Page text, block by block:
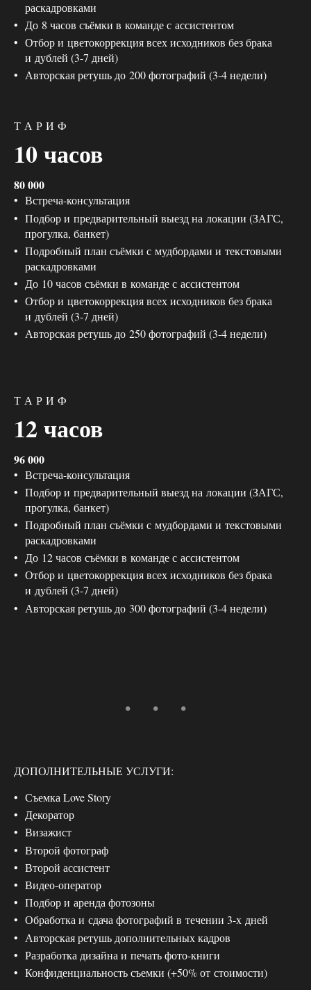
раскадровками
До 8 часов съёмки в команде с ассистентом
Отбор и цветокоррекция всех исходников без брака
и дублей (3-7 дней)
Авторская ретушь до 200 фотографий (3-4 недели)
Т А Р И Ф
10 часов
80 000
Встреча-консультация
Подбор и предварительный выезд на локации (ЗАГС,
прогулка, банкет)
Подробный план съёмки с мудбордами и текстовыми
раскадровками
До 10 часов съёмки в команде с ассистентом
Отбор и цветокоррекция всех исходников без брака
и дублей (3-7 дней)
Авторская ретушь до 250 фотографий (3-4 недели)
Т А Р И Ф
12 часов
96 000
Встреча-консультация
Подбор и предварительный выезд на локации (ЗАГС,
прогулка, банкет)
Подробный план съёмки с мудбордами и текстовыми
раскадровками
До 12 часов съёмки в команде с ассистентом
Отбор и цветокоррекция всех исходников без брака
и дублей (3-7 дней)
Авторская ретушь до 300 фотографий (3-4 недели)
ДОПОЛНИТЕЛЬНЫЕ УСЛУГИ:
Съемка Love Story
Декоратор
Визажист
Второй фотограф
Второй ассистент
Видео-оператор
Подбор и аренда фотозоны
Обработка и сдача фотографий в течении 3-х дней
Авторская ретушь дополнительных кадров
Разработка дизайна и печать фото-книги
Конфиденциальность съемки (+50% от стоимости)